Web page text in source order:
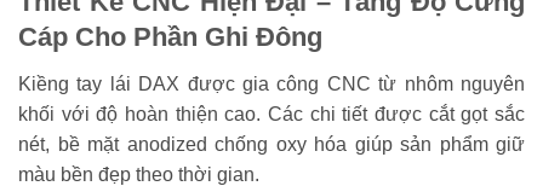
Cáp Cho Phần Ghi Đông
Kiềng tay lái DAX được gia công CNC từ nhôm nguyên
khối với độ hoàn thiện cao. Các chi tiết được cắt gọt sắc
nét, bề mặt anodized chống oxy hóa giúp sản phẩm giữ
màu bền đẹp theo thời gian.